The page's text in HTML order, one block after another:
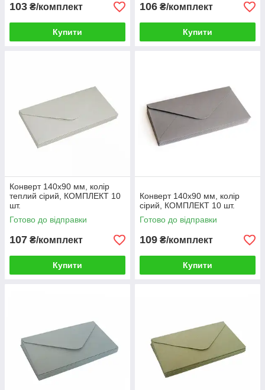
103 ₴/комплект
Купити
106 ₴/комплект
Купити
Конверт 140x90 мм, колір
теплий сірий, КОМПЛЕКТ 10
шт.
Готово до відправки
107 ₴/комплект
Купити
Конверт 140x90 мм, колір
сірий, КОМПЛЕКТ 10 шт.
Готово до відправки
109 ₴/комплект
Купити